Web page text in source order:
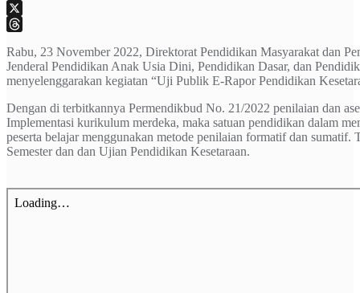
Tumblr
X
Rabu, 23 November 2022, Direktorat Pendidikan Masyarakat dan
Jenderal Pendidikan Anak Usia Dini, Pendidikan Dasar, dan
menyelenggarakan kegiatan “Uji Publik E-Rapor Pendidikan
Dengan di terbitkannya Permendikbud No. 21/2022 penilaian dan
Implementasi kurikulum merdeka, maka satuan pendidikan dalam
peserta belajar menggunakan metode penilaian formatif dan
Semester dan dan Ujian Pendidikan Kesetaraan.